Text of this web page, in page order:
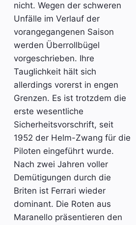
nicht. Wegen der schweren
Unfälle im Verlauf der
vorangegangenen Saison
werden Überrollbügel
vorgeschrieben. Ihre
Tauglichkeit hält sich
allerdings vorerst in engen
Grenzen. Es ist trotzdem die
erste wesentliche
Sicherheitsvorschrift, seit
1952 der Helm-Zwang für die
Piloten eingeführt wurde.
Nach zwei Jahren voller
Demütigungen durch die
Briten ist Ferrari wieder
dominant. Die Roten aus
Maranello präsentieren den